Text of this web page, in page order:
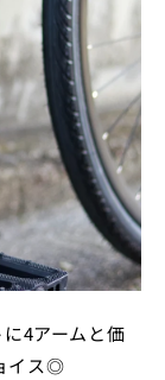
4アームと価
イス◎